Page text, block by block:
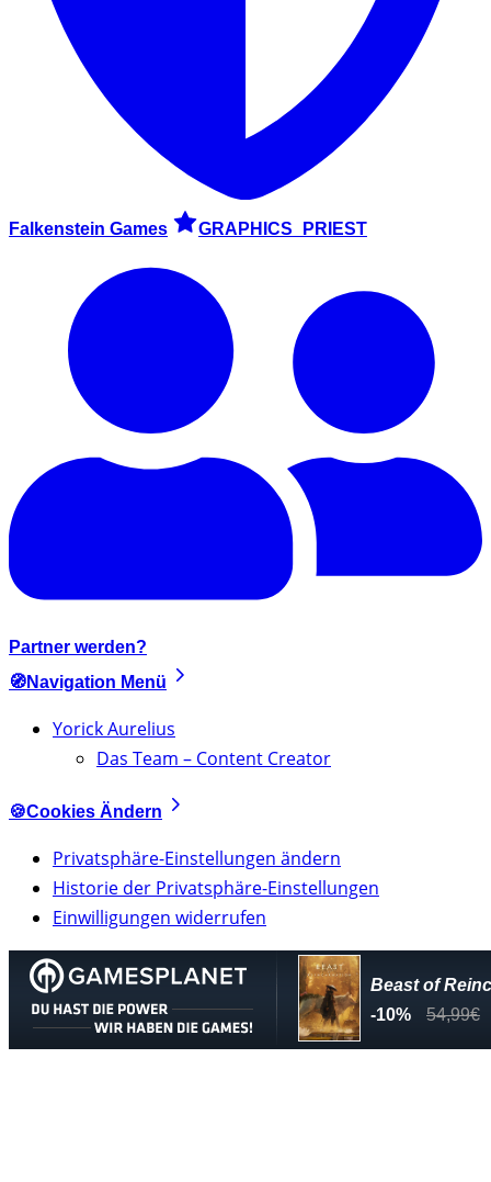
Falkenstein Games GRAPHICS_PRIEST
Partner werden?
🧭Navigation Menü
Yorick Aurelius
Das Team – Content Creator
🍪Cookies Ändern
Privatsphäre-Einstellungen ändern
Historie der Privatsphäre-Einstellungen
Einwilligungen widerrufen